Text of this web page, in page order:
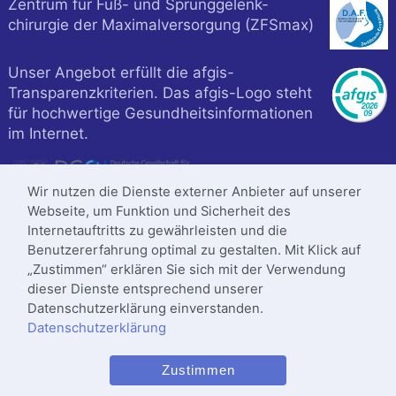
Zentrum für Fuß- und Sprunggelenk-
chirurgie der Maximalversorgung (ZFSmax)
Unser Angebot erfüllt die afgis-
Transparenzkriterien. Das afgis-Logo steht
für hochwertige Gesundheitsinformationen
im Internet.
Klinik ist zertifiziert nach
Wir nutzen die Dienste externer Anbieter auf unserer
Webseite, um Funktion und Sicherheit des
Internetauftritts zu gewährleisten und die
Benutzererfahrung optimal zu gestalten. Mit Klick auf
„Zustimmen“ erklären Sie sich mit der Verwendung
dieser Dienste entsprechend unserer
Datenschutzerklärung einverstanden.
Datenschutzerklärung
Zustimmen